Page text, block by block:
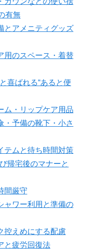
有無
とアメニティグッズ
用のスペース・着替
喜ばれる“あると便
ム・リップケア用品
・予備の靴下・小さ
テムと待ち時間対策
帰宅後のマナーと
間厳守
ャワー利用と準備の
控えめにする配慮
と疲労回復法